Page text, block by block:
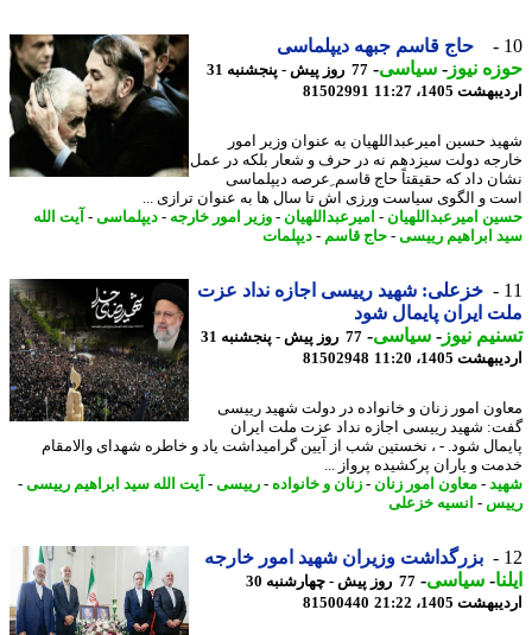
حاج قاسم جبهه دیپلماسی
نیوز-سیاسی-
77 روز پیش - پنجشنبه 31
1405، 11:27
81502991
حسین امیرعبداللهیان به عنوان وزیر امور
دولت سیزدهم نه در حرف و شعار بلکه در عمل
داد که حقیقتاً حاج قاسم ِعرصه دیپلماسی
و الگوی سیاست ورزی اش تا سال ها به عنوان ترازی ...
امیرعبداللهیان-امیرعبداللهیان-وزیر امور خارجه-دیپلماسی-آیت الله
ابراهیم رییسی-حاج قاسم-دیپلمات
خزعلی: شهید رییسی اجازه نداد عزت
ایران پایمال شود
نیوز-سیاسی-
77 روز پیش - پنجشنبه 31
1405، 11:20
81502948
امور زنان و خانواده در دولت شهید رییسی
شهید رییسی اجازه نداد عزت ملت ایران
شود. - ، نخستین شب از آیین گرامیداشت یاد و خاطره شهدای والامقام
و یاران پرکشیده پرواز ...
-معاون امور زنان -زنان و خانواده- رییسی-آیت الله سید ابراهیم رییسی-
-انسیه خزعلی
بزرگداشت وزیران شهید امور خارجه
-سیاسی-
77 روز پیش - چهارشنبه 30
1405، 21:22
81500440